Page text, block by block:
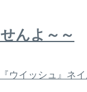
んよ～～
ウイッシュ』ネ